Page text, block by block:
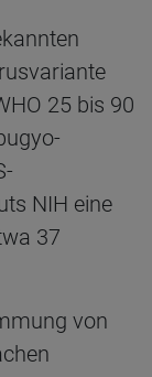
25 bis 90
NIH eine
37
von